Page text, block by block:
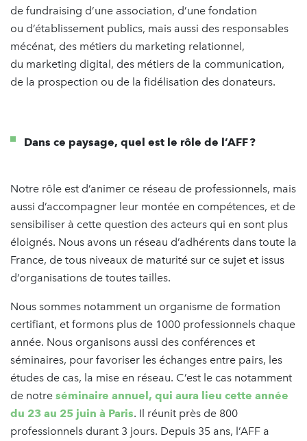
de fundraising d’une association, d’une fondation
ou d’établissement publics, mais aussi des responsables
mécénat, des métiers du marketing relationnel,
du marketing digital, des métiers de la communication,
de la prospection ou de la fidélisation des donateurs.
Dans ce paysage, quel est le rôle de l’AFF ?
Notre rôle est d’animer ce réseau de professionnels, mais
aussi d’accompagner leur montée en compétences, et de
sensibiliser à cette question des acteurs qui en sont plus
éloignés. Nous avons un réseau d’adhérents dans toute la
France, de tous niveaux de maturité sur ce sujet et issus
d’organisations de toutes tailles.
Nous sommes notamment un organisme de formation
certifiant, et formons plus de 1000 professionnels chaque
année. Nous organisons aussi des conférences et
séminaires, pour favoriser les échanges entre pairs, les
études de cas, la mise en réseau. C’est le cas notamment
de notre séminaire annuel, qui aura lieu cette année
du 23 au 25 juin à Paris. Il réunit près de 800
professionnels durant 3 jours. Depuis 35 ans, l’AFF a